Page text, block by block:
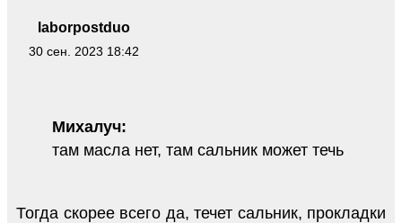
laborpostduo
30 сен. 2023 18:42
Михалуч:
там масла нет, там сальник может течь
Тогда скорее всего да, течет сальник, прокладки